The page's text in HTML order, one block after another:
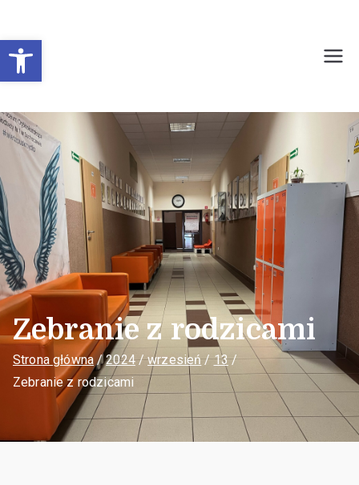
Otwórz pasek narzędzi
Młodzieży Nr 1 w
Sochaczewie
Zebranie z rodzicami
Strona główna 2024 wrzesień
13
Zebranie z rodzicami